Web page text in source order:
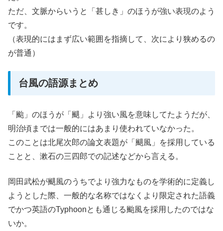
ただ、文脈からいうと「甚しき」のほうが強い表現のよう
です。
（表現的にはまず広い範囲を指摘して、次により狭めるの
が普通）
台風の語源まとめ
「颱」のほうが「颶」より強い風を意味してたようだが、
明治頃までは一般的にはあまり使われていなかった。
このことは北尾次郎の論文表題が「颶風」を採用している
ことと、漱石の三四郎での記述などから言える。
岡田武松が颶風のうちでより強力なものを学術的に定義し
ようとした際、一般的な名称ではなくより限定された語義
でかつ英語のTyphoonとも通じる颱風を採用したのではな
いか。